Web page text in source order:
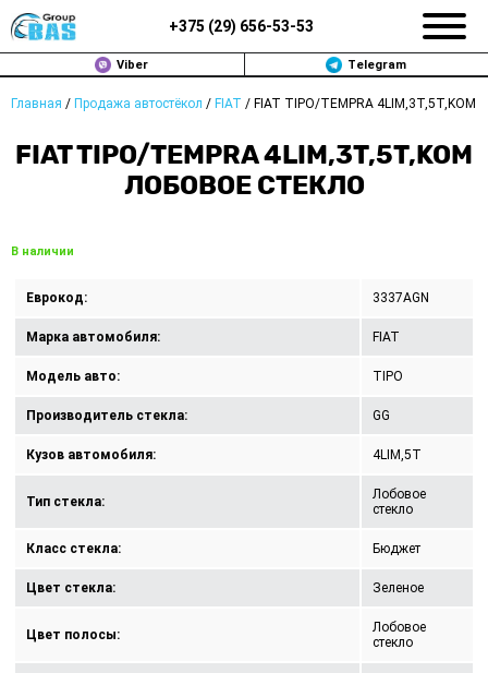
+375 (29) 656-53-53
Viber Telegram
Главная / Продажа автостёкол / FIAT / FIAT TIPO/TEMPRA 4LIM,3T,5T,KOM
FIAT TIPO/TEMPRA 4LIM,3T,5T,KOM
ЛОБОВОЕ СТЕКЛО
В наличии
Еврокод: 3337AGN
Марка автомобиля: FIAT
Модель авто: TIPO
Производитель стекла: GG
Кузов автомобиля: 4LIM,5T
Тип стекла:
Лобовое
стекло
Класс стекла: Бюджет
Цвет стекла: Зеленое
Цвет полосы:
Лобовое
стекло
ЗАМЕНА АВТОСТЕКОЛ В МИНСКЕ
ПРОДАЖА АВТОСТЁКОЛ
КОНТАКТЫ
ПОЛИТИКА КОНФИДЕНЦИАЛЬНОСТИ